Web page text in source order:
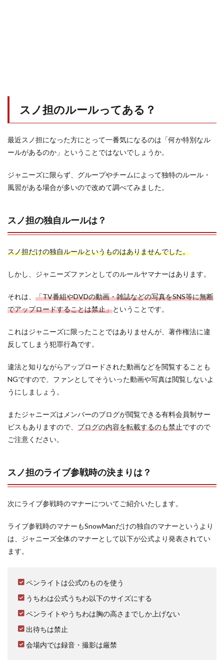
スノ担のルールってある？
最近スノ担になった方にとって一番気になるのは「何か特別なル
ールがあるのか」ということではないでしょうか。
ジャニーズに限らず、グループやチームによって独特のルール・
風習がある場合が多いので改めて調べてみました。
スノ担の独自ルールは？
スノ担だけの独自ルールというものはありませんでした。
しかし、ジャニーズファンとしてのルールヤマナーはあります。
それは、 「TV番組やDVDの動画・雑誌などの写真をSNS等に無断
でアップロードすることは禁止」ということです。
これはジャニーズに限ったことではありませんが、著作権法に違
反してしまう犯罪行為です。
違法と知りながらアップロードされた動画などを閲覧することも
NGですので、ファンとしてそういった動画や写真は閲覧しないよ
うにしましょう。
またジャニーズはメンバーのブログが閲覧できる有料会員制サー
ビスもありますので、 ブログの内容を転載するのも禁止ですので
ご注意ください。
スノ担のライブ参戦時の決まりは？
次にライブ参戦時のマナーについてご紹介いたします。
ライブ参戦時のマナーもSnowManだけの独自のマナーというより
は、ジャニーズ全体のマナーとして以下が公式より発表されてい
ます。
ペンライトは公式のものを使う
うちわは公式うちわ以下のサイズにする
ペンライトやうちわは胸の高さまでしか上げない
出待ちは禁止
会場内では録音・撮影は厳禁